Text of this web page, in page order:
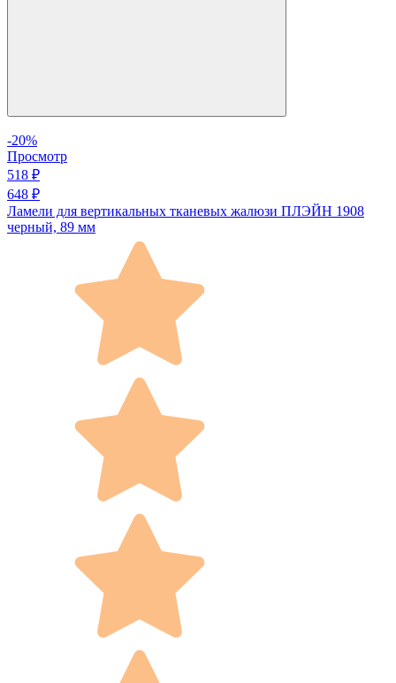
-20%
Просмотр
518 ₽
648 ₽
Ламели для вертикальных тканевых жалюзи ПЛЭЙН 1908
черный, 89 мм